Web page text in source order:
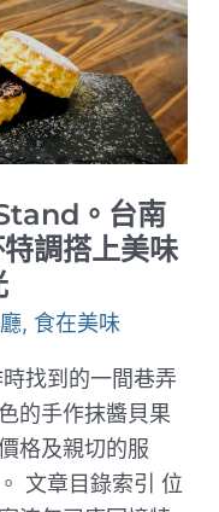
。台南
調搭上美味
, 食在美味
找到的一間巷弄
的手作抹醬貝果
格及親切的服
文章目錄索引 位